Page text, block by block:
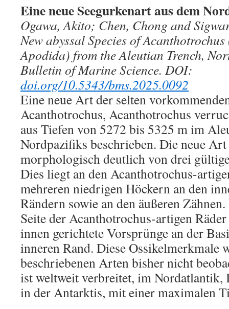
Eine neue Seegurkenart aus dem
Ogawa, Akito; Chen, Chong and
New abyssal Species of
Apodida) from the Aleutian Trench,
Bulletin of Marine Science. DOI:
doi.org/10.5343/bms.2025.0092
Eine neue Art der selten
Acanthotrochus, Acanthotrochus
aus Tiefen von 5272 bis 5325 m im
Nordpazifiks beschrieben. Die neue
morphologisch deutlich von drei
Dies liegt an den Acanthotrochus-
mehreren niedrigen Höckern an den
Rändern sowie an den äußeren
Seite der Acanthotrochus-artigen
innen gerichtete Vorsprünge an der
inneren Rand. Diese Ossikelmerkmale
beschriebenen Arten bisher nicht
ist weltweit verbreitet, im Nordatlantik,
in der Antarktis, mit einer maximalen